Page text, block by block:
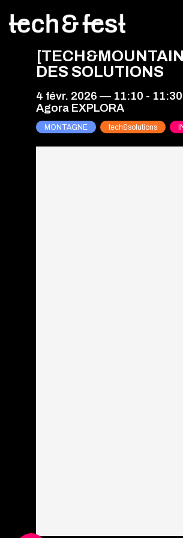
DES SOLUTIONS
4 févr. 2026 — 11:10 - 11:30
Agora EXPLORA
MONTAGNE tech&solutions